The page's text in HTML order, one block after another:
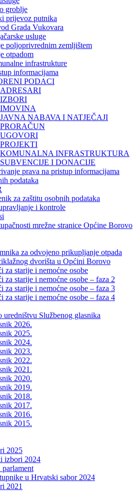
groblje
prijevoz putnika
Grada Vukovara
usluge
poljoprivrednim zemljištem
otpadom
infrastrukture
informacijama
PODACI
ADRESARI
IZBORI
IMOVINA
JAVNA NABAVA I NATJEČAJI
PRORAČUN
UGOVORI
PROJEKTI
KOMUNALNA INFRASTRUKTURA
SUBVENCIJE I DONACIJE
prava na pristup informacijama
podataka
za zaštitu osobnih podataka
i kontrole
mrežne stranice Općine Borovo
za odvojeno prikupljanje otpada
dvorišta u Općini Borovo
za starije i nemoćne osobe
za starije i nemoćne osobe – faza 2
za starije i nemoćne osobe – faza 3
za starije i nemoćne osobe – faza 4
uredništvu Službenog glasnika
2026.
2025.
2024.
2023.
2022.
2021.
2020.
2019.
2018.
2017.
2016.
2015.
2025
izbori 2024
u Hrvatski sabor 2024
2021